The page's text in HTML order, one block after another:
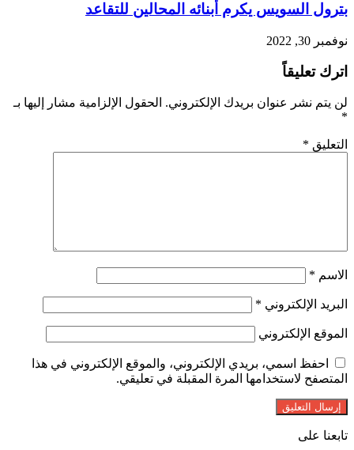
بترول السويس يكرم أبنائه المحالين للتقاعد
نوفمبر 30, 2022
اترك تعليقاً
لن يتم نشر عنوان بريدك الإلكتروني. الحقول الإلزامية مشار إليها بـ
*
التعليق *
الاسم *
البريد الإلكتروني *
الموقع الإلكتروني
احفظ اسمي، بريدي الإلكتروني، والموقع الإلكتروني في هذا
المتصفح لاستخدامها المرة المقبلة في تعليقي.
تابعنا على